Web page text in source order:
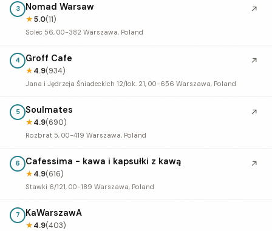
3 Nomad Warsaw
★5.0(11)
Solec 56, 00-382 Warszawa, Poland
↗
4 Groff Cafe
★4.9(934)
Jana i Jędrzeja Śniadeckich 12/lok. 21, 00-656 Warszawa, Poland
↗
5 Soulmates
★4.9(690)
Rozbrat 5, 00-419 Warszawa, Poland
↗
6 Cafessima - kawa i kapsułki z kawą
★4.9(616)
Stawki 6/121, 00-189 Warszawa, Poland
↗
7 KaWarszawA
★4.9(403)